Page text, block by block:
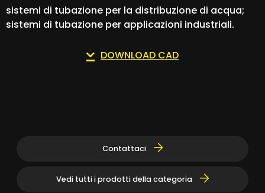
sistemi di tubazione per la distribuzione di acqua;
sistemi di tubazione per applicazioni industriali.
DOWNLOAD CAD
Contattaci
Vedi tutti i prodotti della categoria